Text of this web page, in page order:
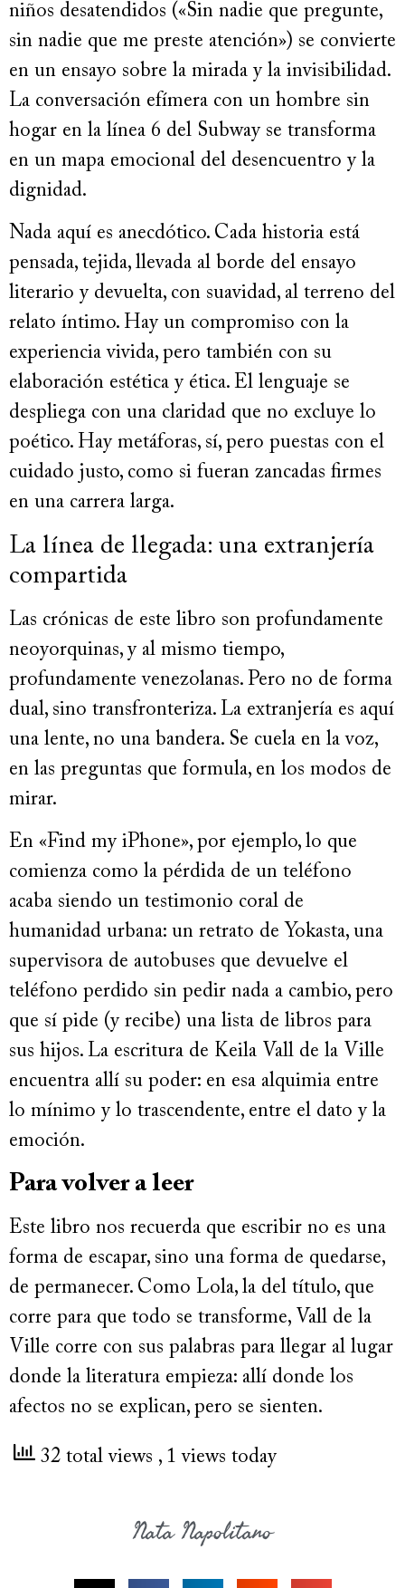
niños desatendidos («Sin nadie que pregunte,
sin nadie que me preste atención») se convierte
en un ensayo sobre la mirada y la invisibilidad.
La conversación efímera con un hombre sin
hogar en la línea 6 del Subway se transforma
en un mapa emocional del desencuentro y la
dignidad.
Nada aquí es anecdótico. Cada historia está
pensada, tejida, llevada al borde del ensayo
literario y devuelta, con suavidad, al terreno del
relato íntimo. Hay un compromiso con la
experiencia vivida, pero también con su
elaboración estética y ética. El lenguaje se
despliega con una claridad que no excluye lo
poético. Hay metáforas, sí, pero puestas con el
cuidado justo, como si fueran zancadas firmes
en una carrera larga.
La línea de llegada: una extranjería
compartida
Las crónicas de este libro son profundamente
neoyorquinas, y al mismo tiempo,
profundamente venezolanas. Pero no de forma
dual, sino transfronteriza. La extranjería es aquí
una lente, no una bandera. Se cuela en la voz,
en las preguntas que formula, en los modos de
mirar.
En «Find my iPhone», por ejemplo, lo que
comienza como la pérdida de un teléfono
acaba siendo un testimonio coral de
humanidad urbana: un retrato de Yokasta, una
supervisora de autobuses que devuelve el
teléfono perdido sin pedir nada a cambio, pero
que sí pide (y recibe) una lista de libros para
sus hijos. La escritura de Keila Vall de la Ville
encuentra allí su poder: en esa alquimia entre
lo mínimo y lo trascendente, entre el dato y la
emoción.
Para volver a leer
Este libro nos recuerda que escribir no es una
forma de escapar, sino una forma de quedarse,
de permanecer. Como Lola, la del título, que
corre para que todo se transforme, Vall de la
Ville corre con sus palabras para llegar al lugar
donde la literatura empieza: allí donde los
afectos no se explican, pero se sienten.
32 total views , 1 views today
Nata Napolitano